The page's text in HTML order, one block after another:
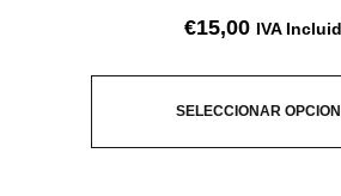
€15,00 IVA
SELECCIONAR